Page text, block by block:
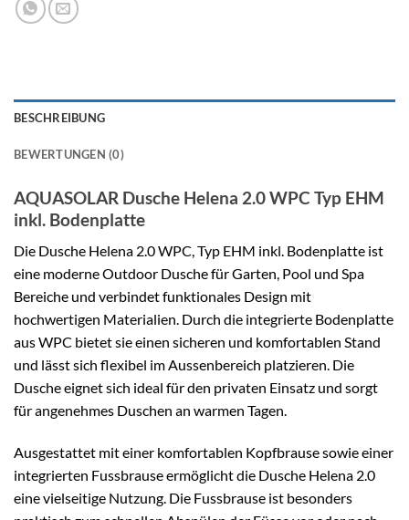
BESCHREIBUNG
BEWERTUNGEN (0)
AQUASOLAR Dusche Helena 2.0 WPC Typ EHM
inkl. Bodenplatte
Die Dusche Helena 2.0 WPC, Typ EHM inkl. Bodenplatte ist
eine moderne Outdoor Dusche für Garten, Pool und Spa
Bereiche und verbindet funktionales Design mit
hochwertigen Materialien. Durch die integrierte Bodenplatte
aus WPC bietet sie einen sicheren und komfortablen Stand
und lässt sich flexibel im Aussenbereich platzieren. Die
Dusche eignet sich ideal für den privaten Einsatz und sorgt
für angenehmes Duschen an warmen Tagen.
Ausgestattet mit einer komfortablen Kopfbrause sowie einer
integrierten Fussbrause ermöglicht die Dusche Helena 2.0
eine vielseitige Nutzung. Die Fussbrause ist besonders